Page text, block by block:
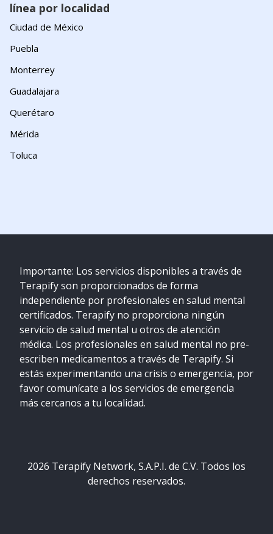
línea por localidad
Ciudad de México
Puebla
Monterrey
Guadalajara
Querétaro
Mérida
Toluca
Importante: Los servicios disponibles a través de
Terapify son proporcionados de forma
independiente por profesionales en salud mental
certificados. Terapify no proporciona ningún
servicio de salud mental u otros de atención
médica. Los profesionales en salud mental no pre-
escriben medicamentos a través de Terapify. Si
estás experimentando una crisis o emergencia, por
favor comunícate a los servicios de emergencia
más cercanos a tu localidad.
2026 Terapify Network, S.A.P.I. de C.V. Todos los
derechos reservados.